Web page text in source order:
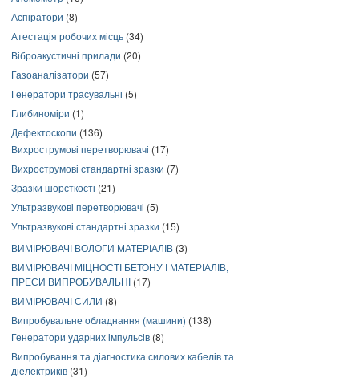
Аспіратори (8)
Атестація робочих місць (34)
Віброакустичні прилади (20)
Газоаналізатори (57)
Генератори трасувальні (5)
Глибиноміри (1)
Дефектоскопи (136)
Вихрострумові перетворювачі (17)
Вихрострумові стандартні зразки (7)
Зразки шорсткості (21)
Ультразвукові перетворювачі (5)
Ультразвукові стандартні зразки (15)
ВИМІРЮВАЧІ ВОЛОГИ МАТЕРІАЛІВ (3)
ВИМІРЮВАЧІ МІЦНОСТІ БЕТОНУ І МАТЕРІАЛІВ,
ПРЕСИ ВИПРОБУВАЛЬНІ (17)
ВИМІРЮВАЧІ СИЛИ (8)
Випробувальне обладнання (машини) (138)
Генератори ударних імпульсів (8)
Випробування та діагностика силових кабелів та
діелектриків (31)